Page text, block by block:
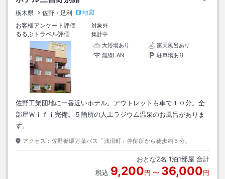
栃木県 佐野・足利
地図
お客様アンケート評価
対象外
るるぶトラベル評価
集計中
大浴場あり
露天風呂あり
無線LAN
駐車場あり
佐野工業団地に一番近いホテル。アウトレットも車で１０分。全
部屋Ｗｉｆｉ完備。５箇所の人工ラジウム温泉のお風呂がありま
す。
アクセス： 佐野循環万葉バス「浅沼町」停留所から徒歩約５分。
おとな2名 1泊1部屋 合計
税込 9,200円 〜 36,000円